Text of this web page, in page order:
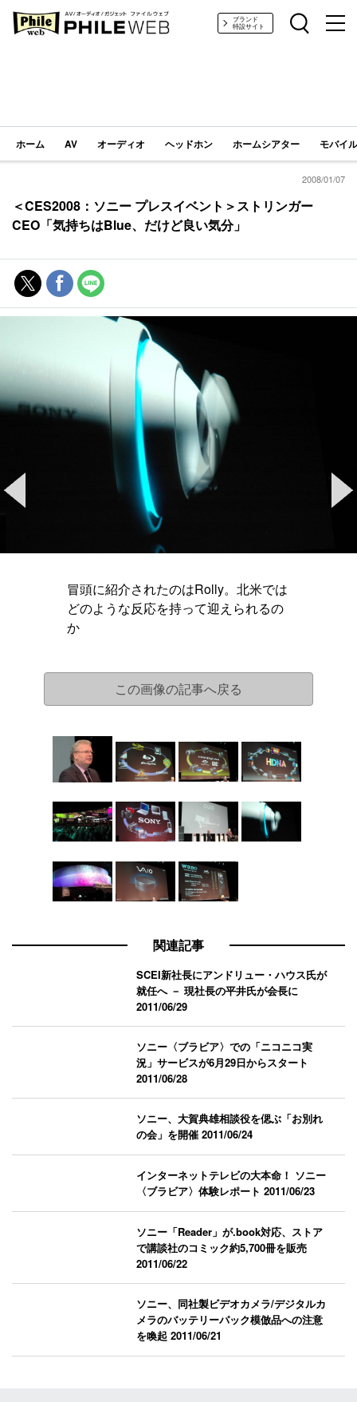
PHILE WEB｜AV/オーディオ/ガジェットブランド
特設サイト
ホーム AV オーディオ ヘッドホン ホームシアター モバイ
2008/01/07
＜CES2008：ソニー プレスイベント＞ストリンガー
CEO「気持ちはBlue、だけど良い気分」
冒頭に紹介されたのはRolly。北米では
どのような反応を持って迎えられるの
か
この画像の記事へ戻る
関連記事
SCEI新社長にアンドリュー・ハウス氏が
就任へ － 現社長の平井氏が会長に
2011/06/29
ソニー〈ブラビア〉での「ニコニコ実
況」サービスが6月29日からスタート
2011/06/28
ソニー、大賀典雄相談役を偲ぶ「お別れ
の会」を開催2011/06/24
インターネットテレビの大本命！ ソニー
〈ブラビア〉体験レポート2011/06/23
ソニー「Reader」が.book対応、ストア
で講談社のコミック約5,700冊を販売
2011/06/22
ソニー、同社製ビデオカメラ/デジタルカ
メラのバッテリーパック模倣品への注意
を喚起2011/06/21